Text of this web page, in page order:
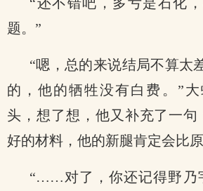
题。”
“嗯，总的来说结局不算太
的，他的牺牲没有白费。”
头，想了想，他又补充了一句
好的材料，他的新腿肯定会比
“……对了，你还记得野乃